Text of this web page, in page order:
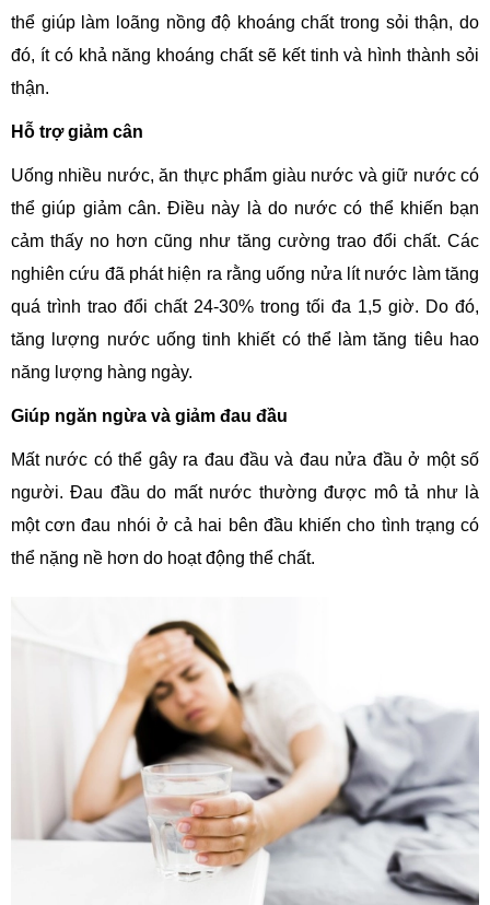
thể giúp làm loãng nồng độ khoáng chất trong sỏi thận, do
đó, ít có khả năng khoáng chất sẽ kết tinh và hình thành sỏi
thận.
Hỗ trợ giảm cân
Uống nhiều nước, ăn thực phẩm giàu nước và giữ nước có
thể giúp giảm cân. Điều này là do nước có thể khiến bạn
cảm thấy no hơn cũng như tăng cường trao đổi chất. Các
nghiên cứu đã phát hiện ra rằng uống nửa lít nước làm tăng
quá trình trao đổi chất 24-30% trong tối đa 1,5 giờ. Do đó,
tăng lượng nước uống tinh khiết có thể làm tăng tiêu hao
năng lượng hàng ngày.
Giúp ngăn ngừa và giảm đau đầu
Mất nước có thể gây ra đau đầu và đau nửa đầu ở một số
người. Đau đầu do mất nước thường được mô tả như là
một cơn đau nhói ở cả hai bên đầu khiến cho tình trạng có
thể nặng nề hơn do hoạt động thể chất.